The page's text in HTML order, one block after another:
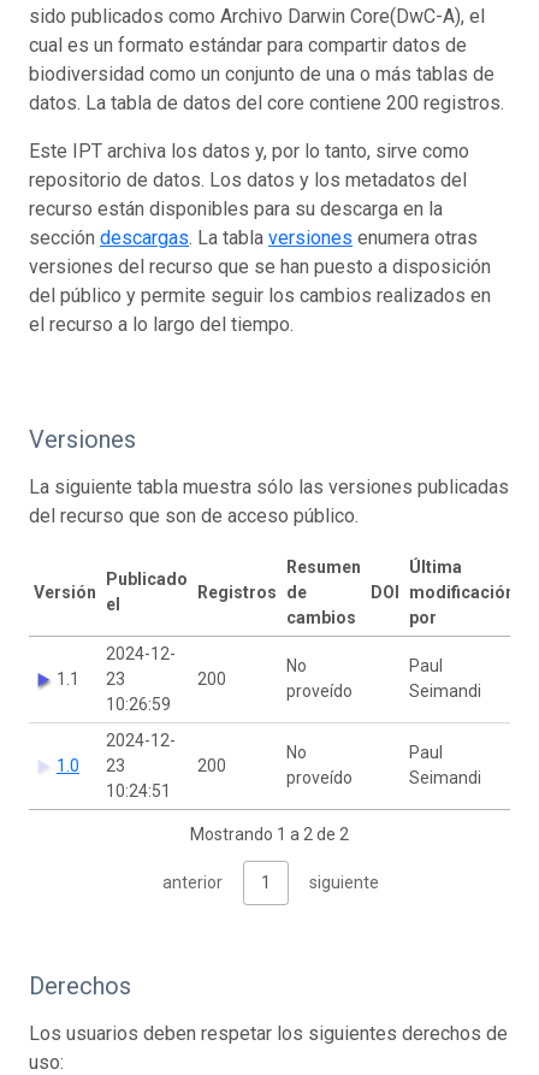
sido publicados como Archivo Darwin Core(DwC-A), el
cual es un formato estándar para compartir datos de
biodiversidad como un conjunto de una o más tablas de
datos. La tabla de datos del core contiene 200 registros.
Este IPT archiva los datos y, por lo tanto, sirve como
repositorio de datos. Los datos y los metadatos del
recurso están disponibles para su descarga en la
sección descargas. La tabla versiones enumera otras
versiones del recurso que se han puesto a disposición
del público y permite seguir los cambios realizados en
el recurso a lo largo del tiempo.
Versiones
La siguiente tabla muestra sólo las versiones publicadas
del recurso que son de acceso público.
Versión
Publicado
el
Registros
Resumen
de
cambios
DOI
Última
modificación
por
1.1
2024-12-
23
10:26:59
200
No
proveído
Paul
Seimandi
1.0
2024-12-
23
10:24:51
200
No
proveído
Paul
Seimandi
Mostrando 1 a 2 de 2
anterior 1 siguiente
Derechos
Los usuarios deben respetar los siguientes derechos de
uso: